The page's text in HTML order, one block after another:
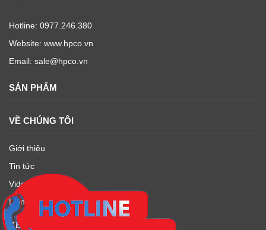
Hotline: 0977.246.380
Website: www.hpco.vn
Email: sale@hpco.vn
SẢN PHẨM
VỀ CHÚNG TÔI
Giới thiệu
Tin tức
Videos
Liên hệ
KẾT NỐI